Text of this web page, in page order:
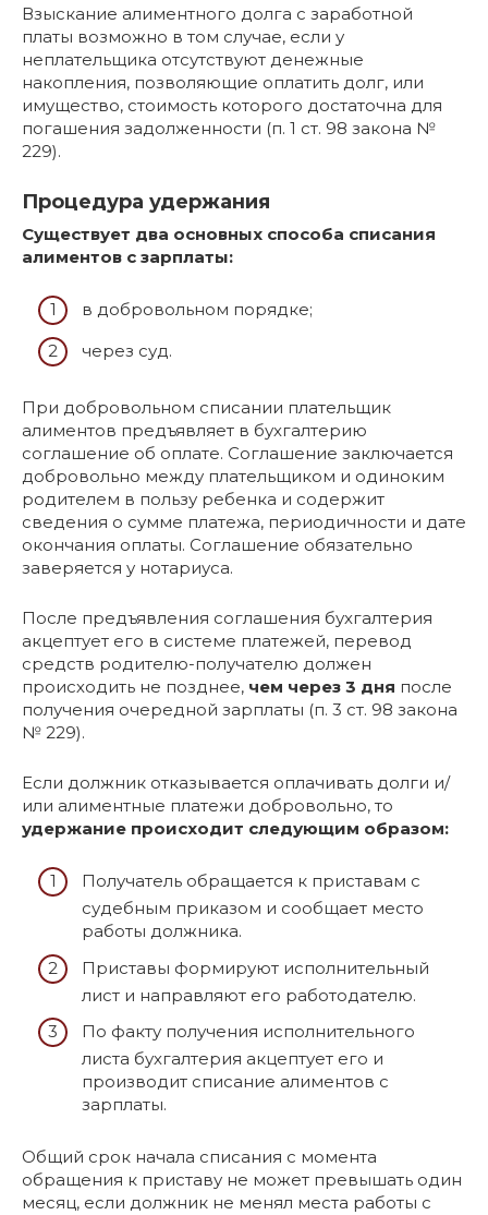
Взыскание алиментного долга с заработной
платы возможно в том случае, если у
неплательщика отсутствуют денежные
накопления, позволяющие оплатить долг, или
имущество, стоимость которого достаточна для
погашения задолженности (п. 1 ст. 98 закона №
229).
Процедура удержания
Существует два основных способа списания
алиментов с зарплаты:
в добровольном порядке;
через суд.
При добровольном списании плательщик
алиментов предъявляет в бухгалтерию
соглашение об оплате. Соглашение заключается
добровольно между плательщиком и одиноким
родителем в пользу ребенка и содержит
сведения о сумме платежа, периодичности и дате
окончания оплаты. Соглашение обязательно
заверяется у нотариуса.
После предъявления соглашения бухгалтерия
акцептует его в системе платежей, перевод
средств родителю-получателю должен
происходить не позднее, чем через 3 дня после
получения очередной зарплаты (п. 3 ст. 98 закона
№ 229).
Если должник отказывается оплачивать долги и/
или алиментные платежи добровольно, то
удержание происходит следующим образом:
Получатель обращается к приставам с
судебным приказом и сообщает место
работы должника.
Приставы формируют исполнительный
лист и направляют его работодателю.
По факту получения исполнительного
листа бухгалтерия акцептует его и
производит списание алиментов с
зарплаты.
Общий срок начала списания с момента
обращения к приставу не может превышать один
месяц, если должник не менял места работы с